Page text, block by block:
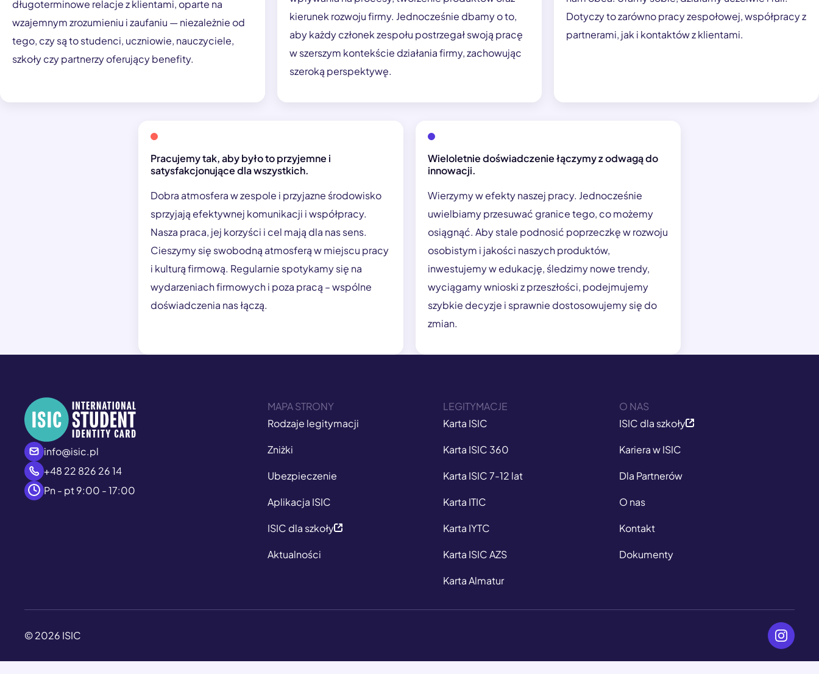
długoterminowe relacje z klientami, oparte na
wzajemnym zrozumieniu i zaufaniu — niezależnie od
tego, czy są to studenci, uczniowie, nauczyciele,
szkoły czy partnerzy oferujący benefity.
kierunek rozwoju firmy. Jednocześnie dbamy o to,
aby każdy członek zespołu postrzegał swoją pracę
w szerszym kontekście działania firmy, zachowując
szeroką perspektywę.
Dotyczy to zarówno pracy zespołowej, współpracy z
partnerami, jak i kontaktów z klientami.
Pracujemy tak, aby było to przyjemne i
satysfakcjonujące dla wszystkich.
Dobra atmosfera w zespole i przyjazne środowisko
sprzyjają efektywnej komunikacji i współpracy.
Nasza praca, jej korzyści i cel mają dla nas sens.
Cieszymy się swobodną atmosferą w miejscu pracy
i kulturą firmową. Regularnie spotykamy się na
wydarzeniach firmowych i poza pracą – wspólne
doświadczenia nas łączą.
Wieloletnie doświadczenie łączymy z odwagą do
innowacji.
Wierzymy w efekty naszej pracy. Jednocześnie
uwielbiamy przesuwać granice tego, co możemy
osiągnąć. Aby stale podnosić poprzeczkę w rozwoju
osobistym i jakości naszych produktów,
inwestujemy w edukację, śledzimy nowe trendy,
wyciągamy wnioski z przeszłości, podejmujemy
szybkie decyzje i sprawnie dostosowujemy się do
zmian.
info@isic.pl
+48 22 826 26 14
Pn - pt 9:00 - 17:00
MAPA STRONY
Rodzaje legitymacji
Zniżki
Ubezpieczenie
Aplikacja ISIC
ISIC dla szkoły
Aktualności
O NAS
ISIC dla szkoły
Kariera w ISIC
Dla Partnerów
O nas
Kontakt
Dokumenty
LEGITYMACJE
Karta ISIC
Karta ISIC 360
Karta ISIC 7-12 lat
Karta ITIC
Karta IYTC
Karta ISIC AZS
Karta Almatur
© 2026 ISIC